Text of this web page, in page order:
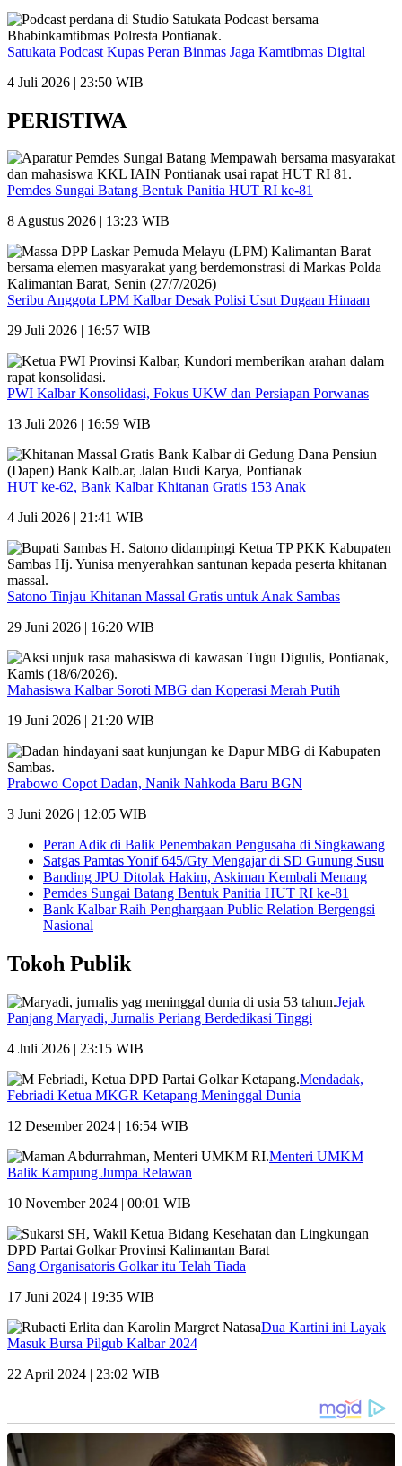
Satukata Podcast Kupas Peran Binmas Jaga Kamtibmas Digital
4 Juli 2026 | 23:50 WIB
PERISTIWA
Pemdes Sungai Batang Bentuk Panitia HUT RI ke-81
8 Agustus 2026 | 13:23 WIB
Seribu Anggota LPM Kalbar Desak Polisi Usut Dugaan Hinaan
29 Juli 2026 | 16:57 WIB
PWI Kalbar Konsolidasi, Fokus UKW dan Persiapan Porwanas
13 Juli 2026 | 16:59 WIB
HUT ke-62, Bank Kalbar Khitanan Gratis 153 Anak
4 Juli 2026 | 21:41 WIB
Satono Tinjau Khitanan Massal Gratis untuk Anak Sambas
29 Juni 2026 | 16:20 WIB
Mahasiswa Kalbar Soroti MBG dan Koperasi Merah Putih
19 Juni 2026 | 21:20 WIB
Prabowo Copot Dadan, Nanik Nahkoda Baru BGN
3 Juni 2026 | 12:05 WIB
Peran Adik di Balik Penembakan Pengusaha di Singkawang
Satgas Pamtas Yonif 645/Gty Mengajar di SD Gunung Susu
Banding JPU Ditolak Hakim, Askiman Kembali Menang
Pemdes Sungai Batang Bentuk Panitia HUT RI ke-81
Bank Kalbar Raih Penghargaan Public Relation Bergengsi
Nasional
Tokoh Publik
Jejak
Panjang Maryadi, Jurnalis Periang Berdedikasi Tinggi
4 Juli 2026 | 23:15 WIB
Mendadak,
Febriadi Ketua MKGR Ketapang Meninggal Dunia
12 Desember 2024 | 16:54 WIB
Menteri UMKM
Balik Kampung Jumpa Relawan
10 November 2024 | 00:01 WIB
Sang Organisatoris Golkar itu Telah Tiada
17 Juni 2024 | 19:35 WIB
Dua Kartini ini Layak
Masuk Bursa Pilgub Kalbar 2024
22 April 2024 | 23:02 WIB